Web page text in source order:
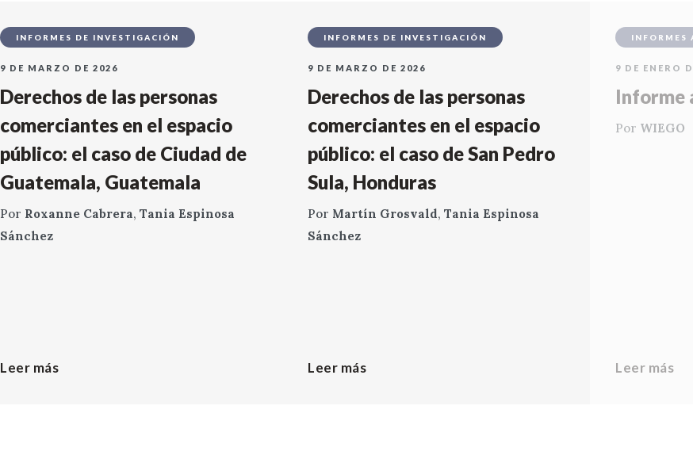
INFORMES DE INVESTIGACIÓN
9 DE MARZO DE 2026
Derechos de las personas
comerciantes en el espacio
público: el caso de Ciudad de
Guatemala, Guatemala
Por Roxanne Cabrera, Tania Espinosa
Sánchez
Leer más
INFORMES DE INVESTIGACIÓN
9 DE MARZO DE 2026
Derechos de las personas
comerciantes en el espacio
público: el caso de San Pedro
Sula, Honduras
Por Martín Grosvald, Tania Espinosa
Sánchez
Leer más
INFORMES
9 DE ENERO
Informe
Por WIEGO
Leer más